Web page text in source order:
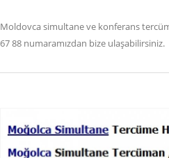
Moldovca simultane ve konferans
67 88 numaramızdan bize ulaşabilirsiniz.